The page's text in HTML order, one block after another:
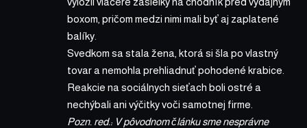
boxom, pričom medzi nimi mali byť aj zaplatené
balíky.
Svedkom sa stala žena, ktorá si šla po vlastný
tovar a nemohla prehliadnuť pohodené krabice.
Reakcie na sociálnych sieťach boli ostré a
nechýbali ani výčitky voči samotnej firme.
Pozn. red.: V pôvodnom článku sme nesprávne